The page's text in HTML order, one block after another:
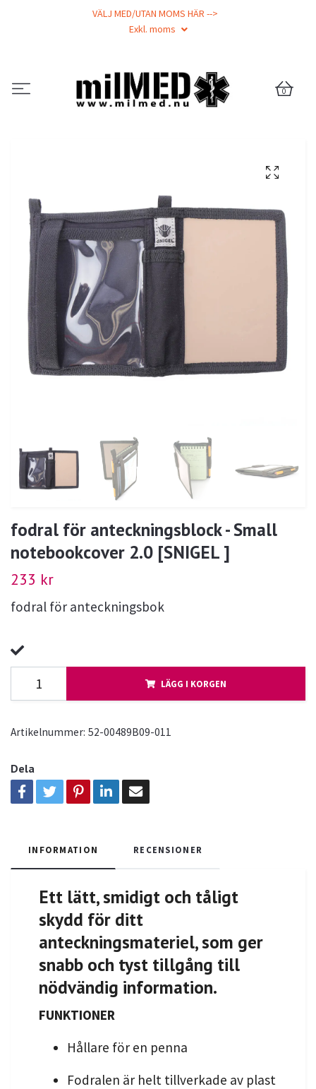
VÄLJ MED/UTAN MOMS HÄR -->
Exkl. moms
0
fodral för anteckningsblock - Small
notebookcover 2.0 [SNIGEL ]
233 kr
fodral för anteckningsbok
LÄGG I KORGEN
Artikelnummer: 52-00489B09-011
Dela
INFORMATION RECENSIONER
Ett lätt, smidigt och tåligt
skydd för ditt
anteckningsmateriel, som ger
snabb och tyst tillgång till
nödvändig information.
FUNKTIONER
Hållare för en penna
Fodralen är helt tillverkade av plast